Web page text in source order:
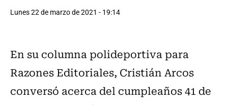
Lunes 22 de marzo de 2021 - 19:14
En su columna polideportiva para
Razones Editoriales, Cristián Arcos
conversó acerca del cumpleaños 41 de